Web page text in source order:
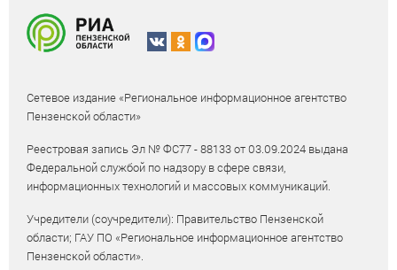
Сетевое издание «Региональное информационное агентство
Пензенской области»
Реестровая запись Эл № ФС77 - 88133 от 03.09.2024 выдана
Федеральной службой по надзору в сфере связи,
информационных технологий и массовых коммуникаций.
Учредители (соучредители): Правительство Пензенской
области; ГАУ ПО «Региональное информационное агентство
Пензенской области».